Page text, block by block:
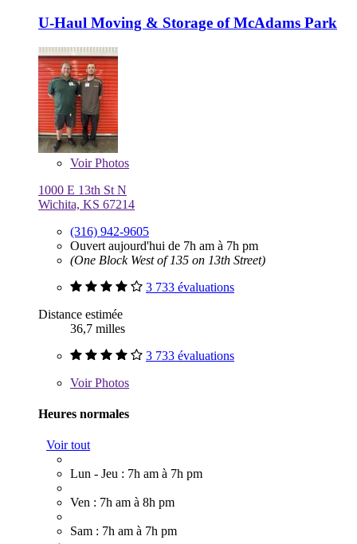
U-Haul Moving & Storage of McAdams Park
VoirPhotos
1000 E 13th St N
Wichita, KS 67214
(316) 942-9605
Ouvert aujourd'hui de 7h am à 7h pm
(One Block West of 135 on 13th Street)
3 733 évaluations
Distance estimée
36,7 milles
3 733 évaluations
VoirPhotos
Heures normales
Voir tout
Lun - Jeu : 7h am à 7h pm
Ven : 7h am à 8h pm
Sam : 7h am à 7h pm